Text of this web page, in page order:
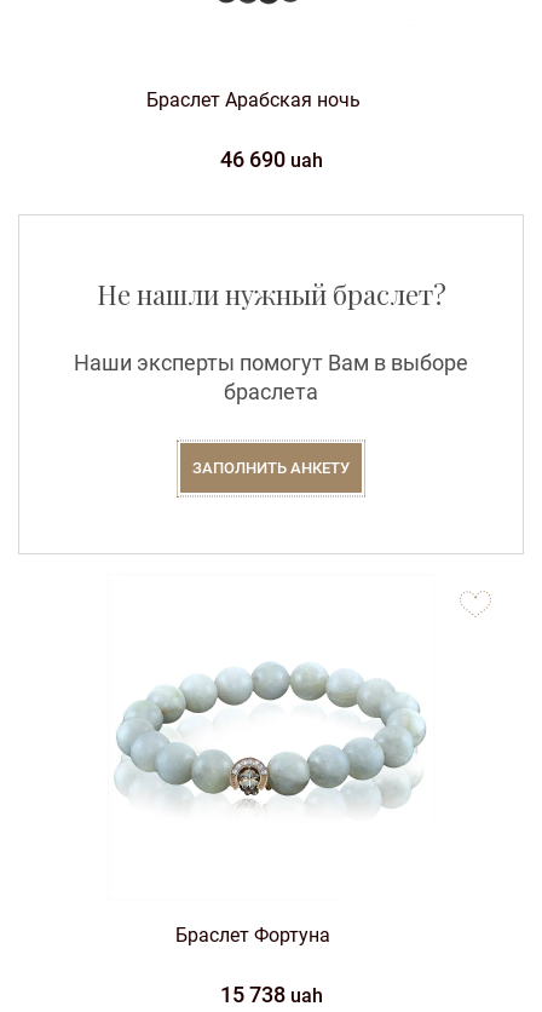
Браслет Арабская ночь
46 690 uah
Не нашли нужный браслет?
Наши эксперты помогут Вам в выборе
браслета
ЗАПОЛНИТЬ АНКЕТУ
Браслет Фортуна
15 738 uah
favorites